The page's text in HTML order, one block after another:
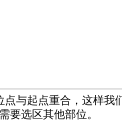
点与起点重合，这样我
要选区其他部位。